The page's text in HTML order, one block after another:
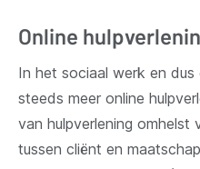
Online
In het sociaal werk en
steeds meer online
van hulpverlening omhelst
tussen cliënt en